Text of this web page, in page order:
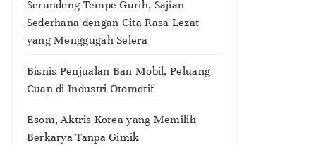
Serundeng Tempe Gurih, Sajian
Sederhana dengan Cita Rasa Lezat
yang Menggugah Selera
Bisnis Penjualan Ban Mobil, Peluang
Cuan di Industri Otomotif
Esom, Aktris Korea yang Memilih
Berkarya Tanpa Gimik